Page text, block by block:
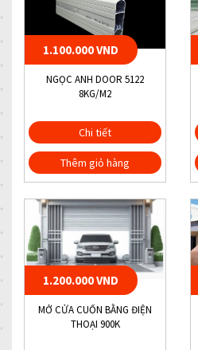
1.100.000 VND
NGỌC ANH DOOR 5122
8KG/M2
Chi tiết
Thêm giỏ hàng
1.200.000 VND
MỞ CỬA CUỐN BẰNG ĐIỆN
THOẠI 900K